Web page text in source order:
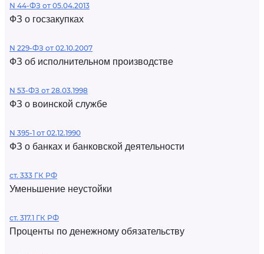
N 44-ФЗ от 05.04.2013
ФЗ о госзакупках
N 229-ФЗ от 02.10.2007
ФЗ об исполнительном производстве
N 53-ФЗ от 28.03.1998
ФЗ о воинской службе
N 395-1 от 02.12.1990
ФЗ о банках и банковской деятельности
ст. 333 ГК РФ
Уменьшение неустойки
ст. 317.1 ГК РФ
Проценты по денежному обязательству